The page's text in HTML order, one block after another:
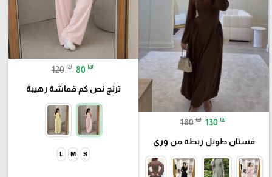
180 ₪ 130 ₪
فستان طويل ربطة من ورى
120 ₪ 80 ₪
ترنج نص كم قماشة رهيبة
S
M
L